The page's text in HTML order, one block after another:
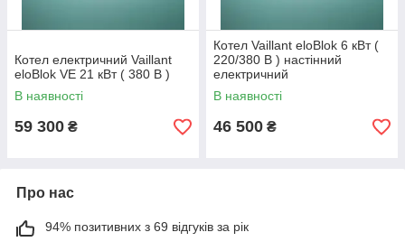
Котел електричний Vaillant
eloBlok VE 21 кВт ( 380 В )
В наявності
59 300 ₴
Котел Vaillant eloBlok 6 кВт (
220/380 В ) настінний
електричний
В наявності
46 500 ₴
Про нас
94% позитивних з 69 відгуків за рік